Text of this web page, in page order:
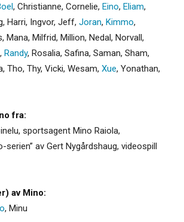
, Christianne, Cornelie, Eino, Eliam,
, Harri, Ingvor, Jeff, Joran, Kimmo,
, Mana, Milfrid, Million, Nedal, Norvall,
, Randy, Rosalia, Safina, Saman, Sham,
, Tho, Thy, Vicki, Wesam, Xue, Yonathan,
fra:
sportsagent Mino Raiola,
serien” av Gert Nygårdshaug, videospill
av Mino:
, Minu